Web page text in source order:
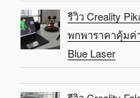
รีวิว Creality
พกพาราคาคุ้มค่
Blue Laser